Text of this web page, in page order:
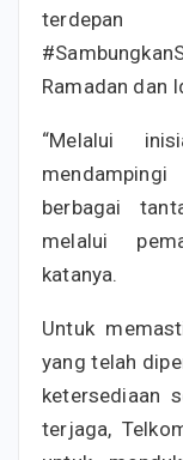
terdepan
Ramadan dan
“Melalui
berbagai
melalui
katanya.
Untuk
yang telah
ketersediaan
terjaga,